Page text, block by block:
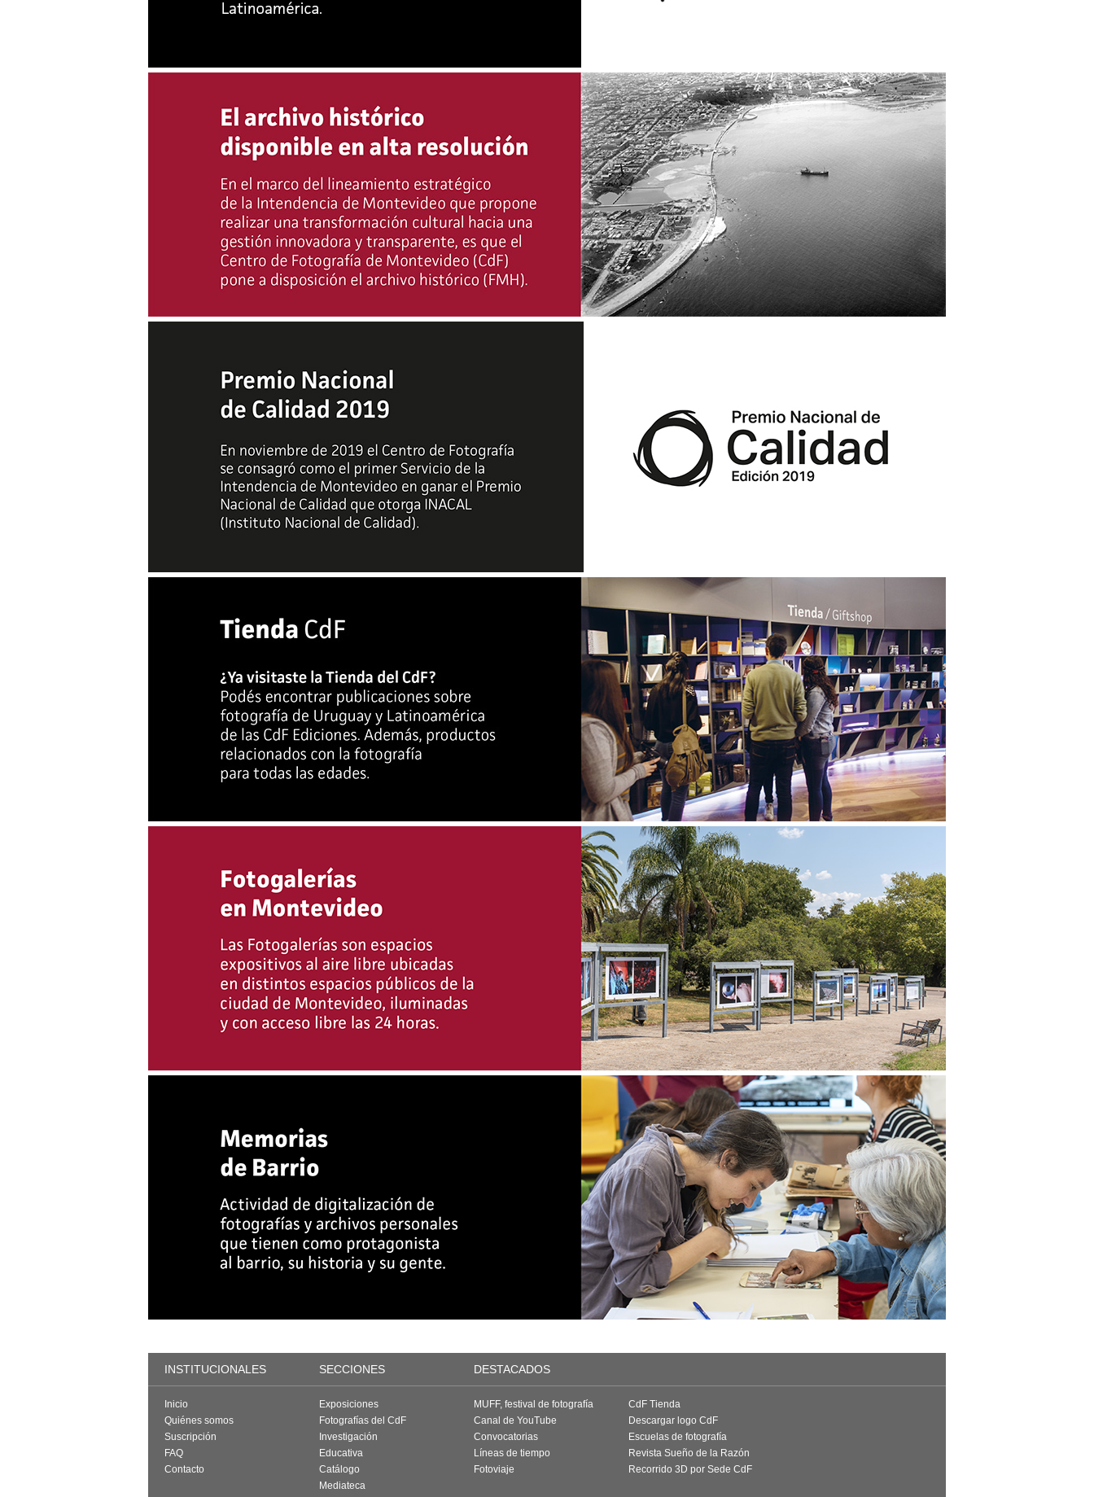
INSTITUCIONALES SECCIONES DESTACADOS
Inicio
Quiénes somos
Suscripción
FAQ
Contacto
Exposiciones
Fotografías del CdF
Investigación
Educativa
Catálogo
Mediateca
MUFF, festival de fotografía
Canal de YouTube
Convocatorias
Líneas de tiempo
Fotoviaje
CdF Tienda
Descargar logo CdF
Escuelas de fotografía
Revista Sueño de la Razón
Recorrido 3D por Sede CdF